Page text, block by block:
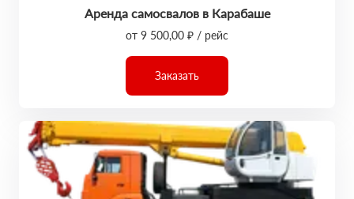
Аренда самосвалов в Карабаше
от 9 500,00 ₽ / рейс
Заказать